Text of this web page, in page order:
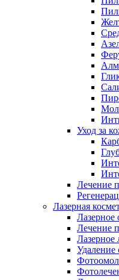
Уход за
Лечение
Лазерная
Лазерное
Лечение
Лазерное
Удаление